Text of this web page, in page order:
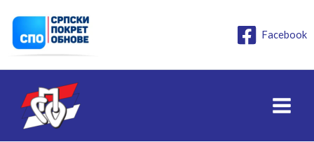
садржај
Facebook